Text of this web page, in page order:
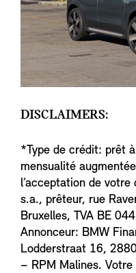
DISCLAIMERS:
*Type de crédit: prêt
mensualité
l’acceptation de
s.a., prêteur, rue
Bruxelles, TVA BE
Annonceur: BMW
Lodderstraat 16,
– RPM Malines.